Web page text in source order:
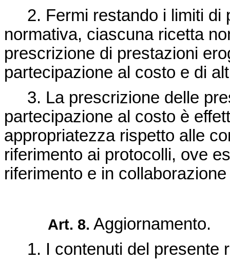
2. Fermi restando i limiti di
normativa, ciascuna ricetta
prescrizione di prestazioni
partecipazione al costo e di
3. La prescrizione delle
partecipazione al costo è
appropriatezza rispetto alle
riferimento ai protocolli, ove
riferimento e in
Art. 8. Aggiornamento.
1. I contenuti del presente